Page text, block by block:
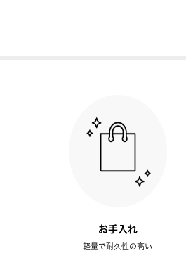
お手入れ
軽量で耐久性の高い